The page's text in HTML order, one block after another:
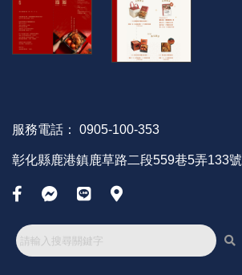
服務電話： 0905-100-353
彰化縣鹿港鎮鹿草路二段559巷5弄133號